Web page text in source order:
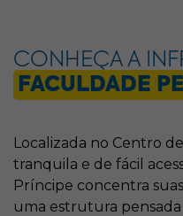
CONHEÇA A
FACULDADE
Localizada no Centro
tranquila e de fácil
Príncipe concentra
uma estrutura